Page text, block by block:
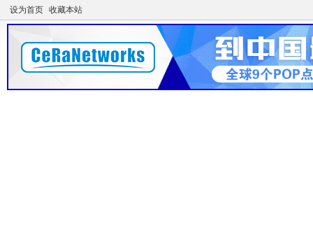
设为首页 收藏本站